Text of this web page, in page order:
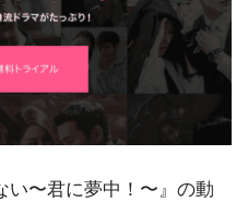
い〜君に夢中！〜』の動